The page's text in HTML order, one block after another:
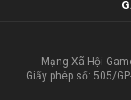
Mạng Xã Hội
Giấy phép số: 505/